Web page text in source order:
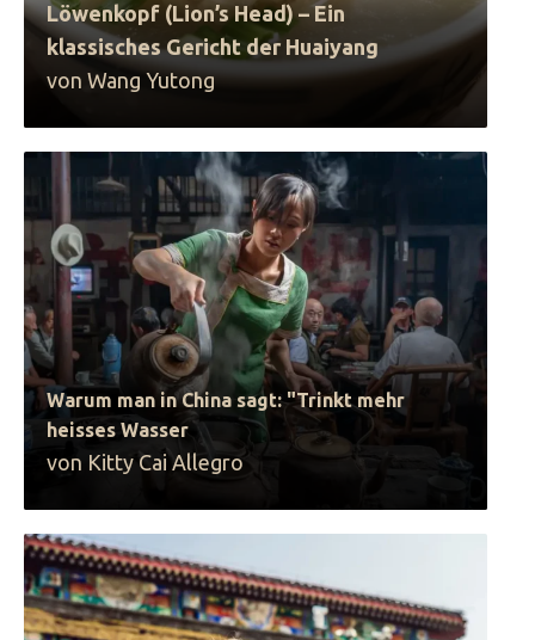
Löwenkopf (Lion’s Head) – Ein
klassisches Gericht der Huaiyang
von Wang Yutong
Warum man in China sagt: "Trinkt mehr
heisses Wasser
von Kitty Cai Allegro